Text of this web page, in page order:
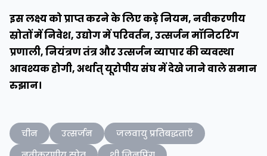
इस लक्ष्य को प्राप्त करने के लिए कड़े नियम, नवीकरणीय
स्रोतों में निवेश, उद्योग में परिवर्तन, उत्सर्जन मॉनिटरिंग
प्रणाली, नियंत्रण तंत्र और उत्सर्जन व्यापार की व्यवस्था
आवश्यक होगी, अर्थात् यूरोपीय संघ में देखे जाने वाले समान
रुझान।
चीन उत्सर्जन
जलवायु प्रतिबद्धताएँ